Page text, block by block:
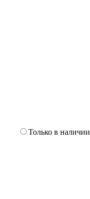
Только в наличии